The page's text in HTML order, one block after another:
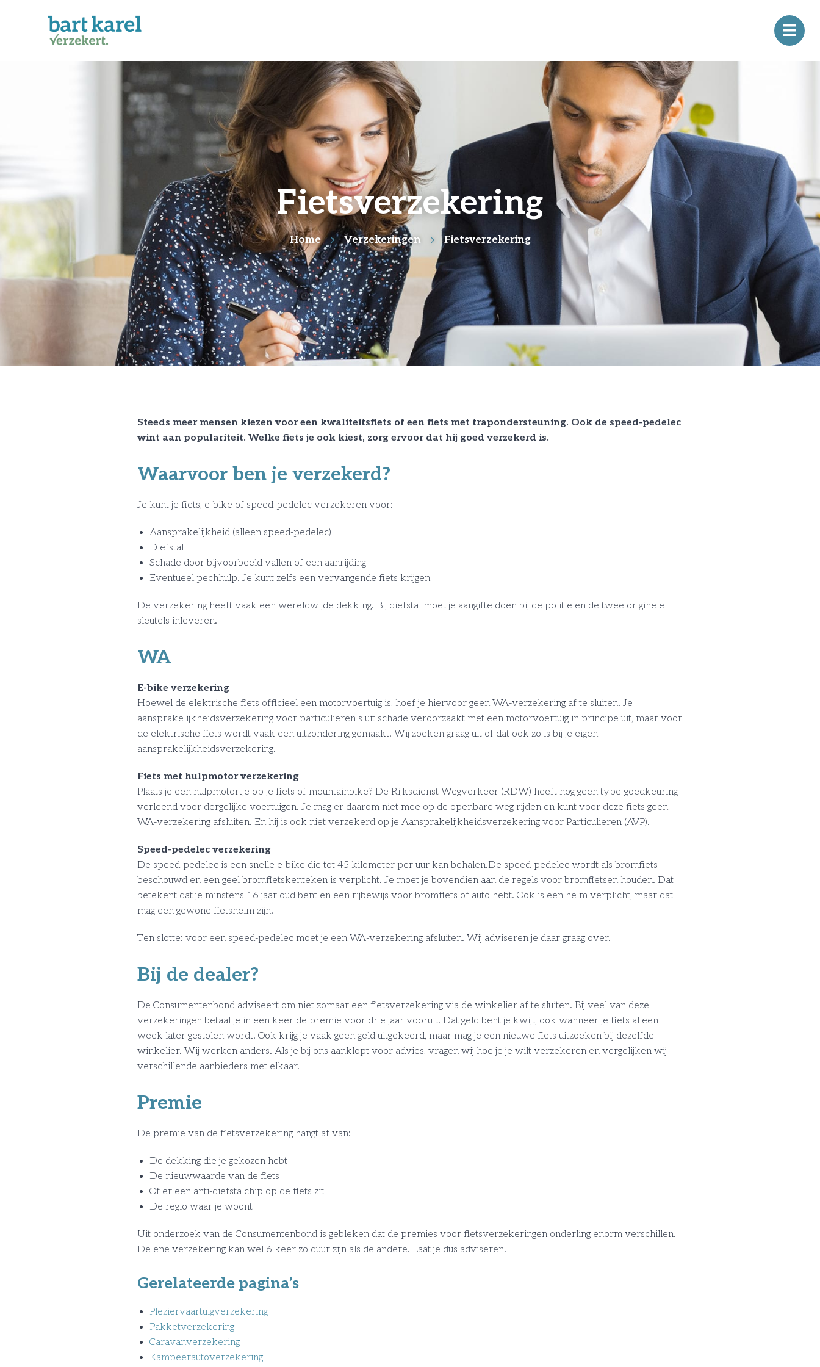
Fietsverzekering
Home Verzekeringen Fietsverzekering
Steeds meer mensen kiezen voor een kwaliteitsfiets of een fiets met trapondersteuning. Ook de speed-pedelec
wint aan populariteit. Welke fiets je ook kiest, zorg ervoor dat hij goed verzekerd is.
Waarvoor ben je verzekerd?
Je kunt je fiets, e-bike of speed-pedelec verzekeren voor:
Aansprakelijkheid (alleen speed-pedelec)
Diefstal
Schade door bijvoorbeeld vallen of een aanrijding
Eventueel pechhulp. Je kunt zelfs een vervangende fiets krijgen
De verzekering heeft vaak een wereldwijde dekking. Bij diefstal moet je aangifte doen bij de politie en de twee originele
sleutels inleveren.
WA
E-bike verzekering
Hoewel de elektrische fiets officieel een motorvoertuig is, hoef je hiervoor geen WA-verzekering af te sluiten. Je
aansprakelijkheidsverzekering voor particulieren sluit schade veroorzaakt met een motorvoertuig in principe uit, maar voor
de elektrische fiets wordt vaak een uitzondering gemaakt. Wij zoeken graag uit of dat ook zo is bij je eigen
aansprakelijkheidsverzekering.
Fiets met hulpmotor verzekering
Plaats je een hulpmotortje op je fiets of mountainbike? De Rijksdienst Wegverkeer (RDW) heeft nog geen type-goedkeuring
verleend voor dergelijke voertuigen. Je mag er daarom niet mee op de openbare weg rijden en kunt voor deze fiets geen
WA-verzekering afsluiten. En hij is ook niet verzekerd op je Aansprakelijkheidsverzekering voor Particulieren (AVP).
Speed-pedelec verzekering
De speed-pedelec is een snelle e-bike die tot 45 kilometer per uur kan behalen.De speed-pedelec wordt als bromfiets
beschouwd en een geel bromfietskenteken is verplicht. Je moet je bovendien aan de regels voor bromfietsen houden. Dat
betekent dat je minstens 16 jaar oud bent en een rijbewijs voor bromfiets of auto hebt. Ook is een helm verplicht, maar dat
mag een gewone fietshelm zijn.
Ten slotte: voor een speed-pedelec moet je een WA-verzekering afsluiten. Wij adviseren je daar graag over.
Bij de dealer?
De Consumentenbond adviseert om niet zomaar een fietsverzekering via de winkelier af te sluiten. Bij veel van deze
verzekeringen betaal je in een keer de premie voor drie jaar vooruit. Dat geld bent je kwijt, ook wanneer je fiets al een
week later gestolen wordt. Ook krijg je vaak geen geld uitgekeerd, maar mag je een nieuwe fiets uitzoeken bij dezelfde
winkelier. Wij werken anders. Als je bij ons aanklopt voor advies, vragen wij hoe je je wilt verzekeren en vergelijken wij
verschillende aanbieders met elkaar.
Premie
De premie van de fietsverzekering hangt af van:
De dekking die je gekozen hebt
De nieuwwaarde van de fiets
Of er een anti-diefstalchip op de fiets zit
De regio waar je woont
Uit onderzoek van de Consumentenbond is gebleken dat de premies voor fietsverzekeringen onderling enorm verschillen.
De ene verzekering kan wel 6 keer zo duur zijn als de andere. Laat je dus adviseren.
Gerelateerde pagina’s
Pleziervaartuigverzekering
Pakketverzekering
Caravanverzekering
Kampeerautoverzekering